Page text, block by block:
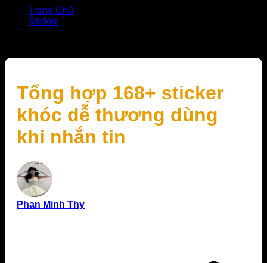
Trang Chủ
Sticker
Tổng hợp 168+ sticker
khóc dễ thương dùng
khi nhắn tin
Phan Minh Thy